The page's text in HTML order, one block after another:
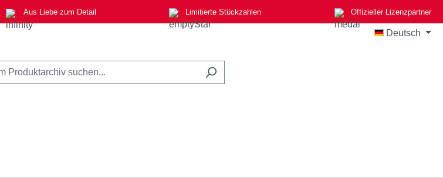
Aus Liebe zum Detail Limitierte Stückzahlen Offizieller Lizenzpartner
Deutsch